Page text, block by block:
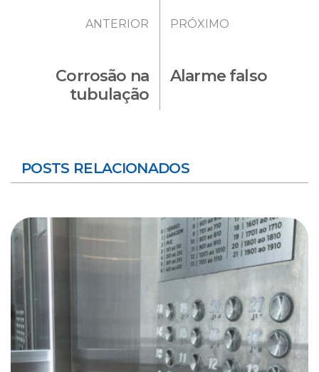
ANTERIOR
Corrosão na
tubulação
PRÓXIMO
Alarme falso
POSTS RELACIONADOS